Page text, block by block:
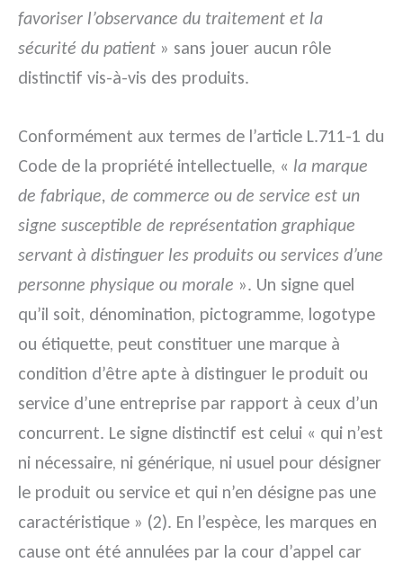
favoriser l’observance du traitement et la
sécurité du patient » sans jouer aucun rôle
distinctif vis-à-vis des produits.
Conformément aux termes de l’article L.711-1 du
Code de la propriété intellectuelle, « la marque
de fabrique, de commerce ou de service est un
signe susceptible de représentation graphique
servant à distinguer les produits ou services d’une
personne physique ou morale ». Un signe quel
qu’il soit, dénomination, pictogramme, logotype
ou étiquette, peut constituer une marque à
condition d’être apte à distinguer le produit ou
service d’une entreprise par rapport à ceux d’un
concurrent. Le signe distinctif est celui « qui n’est
ni nécessaire, ni générique, ni usuel pour désigner
le produit ou service et qui n’en désigne pas une
caractéristique » (2). En l’espèce, les marques en
cause ont été annulées par la cour d’appel car